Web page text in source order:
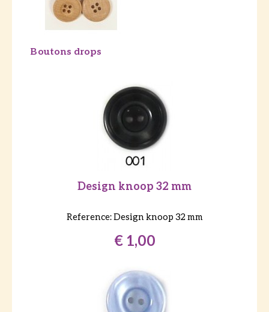
Boutons drops
Design knoop 32 mm
Reference:Design knoop 32 mm
€ 1,00